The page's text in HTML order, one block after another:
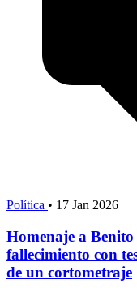
Política • 17 Jan 2026
Homenaje a Benito
fallecimiento con
de un cortometraje